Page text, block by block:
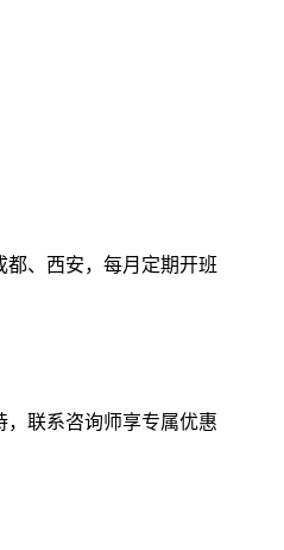
、西安，每月定期开班
，联系咨询师享专属优惠